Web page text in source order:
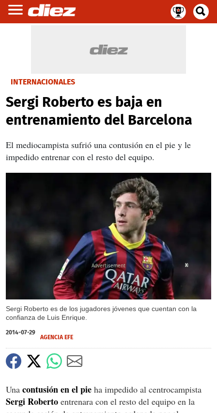
INTERNACIONALES
Sergi Roberto es baja en
entrenamiento del Barcelona
El mediocampista sufrió una contusión en el pie y le
impedido entrenar con el resto del equipo.
Sergi Roberto es de los jugadores jóvenes que cuentan con la
confianza de Luis Enrique.
X
2014-07-29
AGENCIA EFE
Una contusión en el pie ha impedido al centrocampista
Sergi Roberto entrenara con el resto del equipo en la